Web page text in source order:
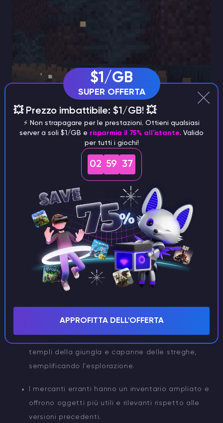
Modifiche al commerciante e al
cartografo
Sono stati apportati miglioramenti agli abitanti dei
I cartografi ora vendono mappe che indirizzano i
templi della giungla e capanne delle streghe,
semplificando l'esplorazione.
I mercanti erranti hanno un inventario ampliato e
offrono oggetti più utili e rilevanti rispetto alle
versioni precedenti.
$1/GB
SUPER OFFERTA
💥 Prezzo imbattibile: $1/GB! 💥
⚡️ Non strapagare per le prestazioni. Ottieni qualsiasi
server a soli $1/GB e risparmia il 75% all'istante. Valido
per tutti i giochi!
02 59 35
APPROFITTA DELL'OFFERTA